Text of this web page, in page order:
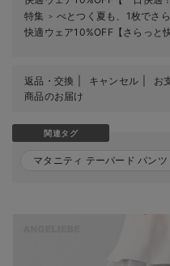
特集
＞ べとつく夏も、1枚でさ
快適ウェア10%OFF【さらっと
返品・交換 キャンセル お
商品のお届け
関連タグ
マタニティ テーパード パンツ